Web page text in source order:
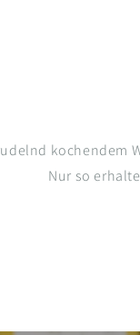
kochendem
Nur so